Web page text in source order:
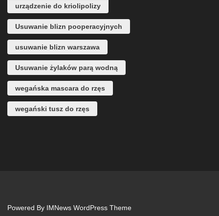
urządzenie do kriolipolizy
Usuwanie blizn pooperacyjnych
usuwanie blizn warszawa
Usuwanie żylaków parą wodną
wegańska mascara do rzęs
wegański tusz do rzęs
Powered By IMNews WordPress Theme